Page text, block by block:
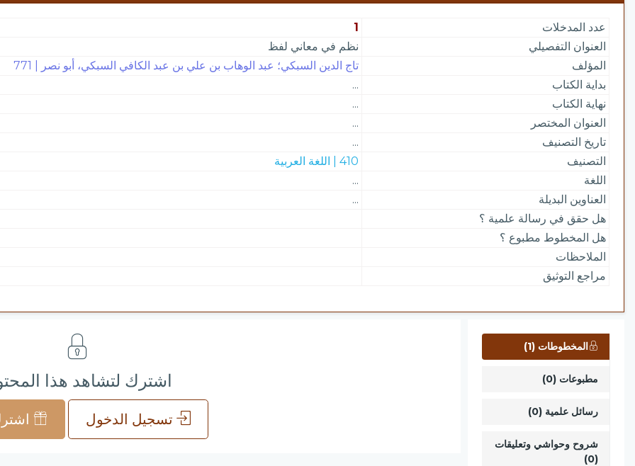
عدد المدخلات
1
العنوان التفصيلي
نظم في معاني لفظ
المؤلف
تاج الدين السبكي؛ عبد الوهاب بن علي بن عبد الكافي السبكي، أبو نصر | 771
بداية الكتاب
...
نهاية الكتاب
...
العنوان المختصر
...
تاريخ التصنيف
...
التصنيف
410 | اللغة العربية
اللغة
...
العناوين البديلة
...
هل حقق في رسالة علمية ؟
هل المخطوط مطبوع ؟
الملاحظات
مراجع التوثيق
المخطوطات (1)
مطبوعات (0)
رسائل علمية (0)
شروح وحواشي وتعليقات
(0)
اشترك لتشاهد هذا
تسجيل الدخول